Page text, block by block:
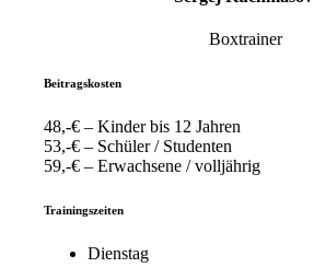
Boxtrainer
Beitragskosten
48,-€ – Kinder bis 12 Jahren
53,-€ – Schüler / Studenten
59,-€ – Erwachsene / volljährig
Trainingszeiten
Dienstag